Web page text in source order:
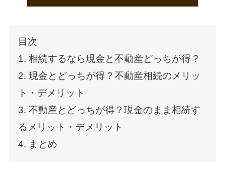
目次
1. 相続するなら現金と不動産どっちが得？
2. 現金とどっちが得？不動産相続のメリッ
ト・デメリット
3. 不動産とどっちが得？現金のまま相続す
るメリット・デメリット
4. まとめ